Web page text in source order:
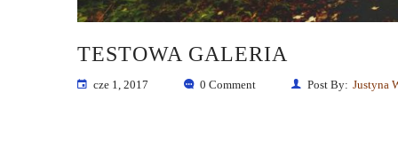
TESTOWA GALERIA
cze 1, 2017 0 Comment Post By: Justyna